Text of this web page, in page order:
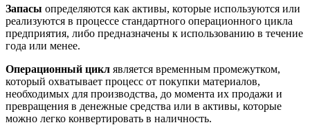
Запасы определяются как активы, которые используются или
реализуются в процессе стандартного операционного цикла
предприятия, либо предназначены к использованию в течение
года или менее.
Операционный цикл является временным промежутком,
который охватывает процесс от покупки материалов,
необходимых для производства, до момента их продажи и
превращения в денежные средства или в активы, которые
можно легко конвертировать в наличность.